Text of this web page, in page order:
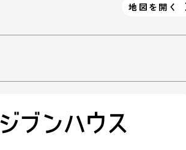
地図を開く